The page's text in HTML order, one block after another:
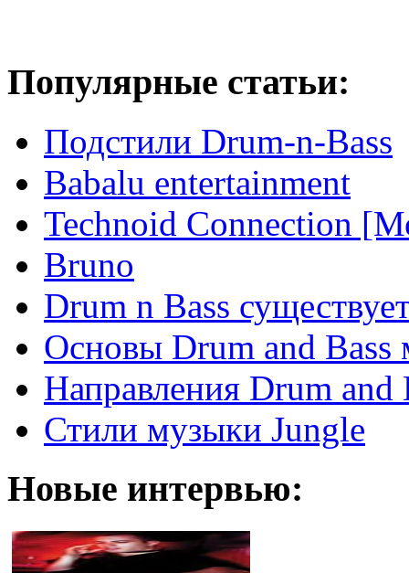
Популярные статьи:
Подстили Drum-n-Bass
Babalu entertainment
Technoid Connection
Bruno
Drum n Bass
Основы Drum and Bass
Направления Drum and
Стили музыки Jungle
Новые интервью: